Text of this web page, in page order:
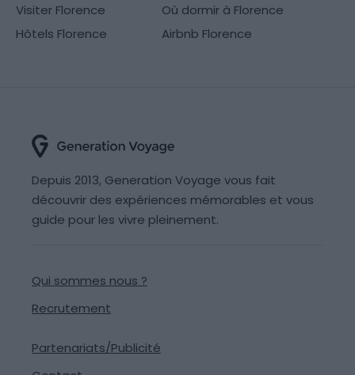
Visiter Florence
Où dormir à Florence
Hôtels Florence
Airbnb Florence
Depuis 2013, Generation Voyage vous fait
découvrir des expériences mémorables et vous
guide pour les vivre pleinement.
Qui sommes nous ?
Recrutement
Partenariats/Publicité